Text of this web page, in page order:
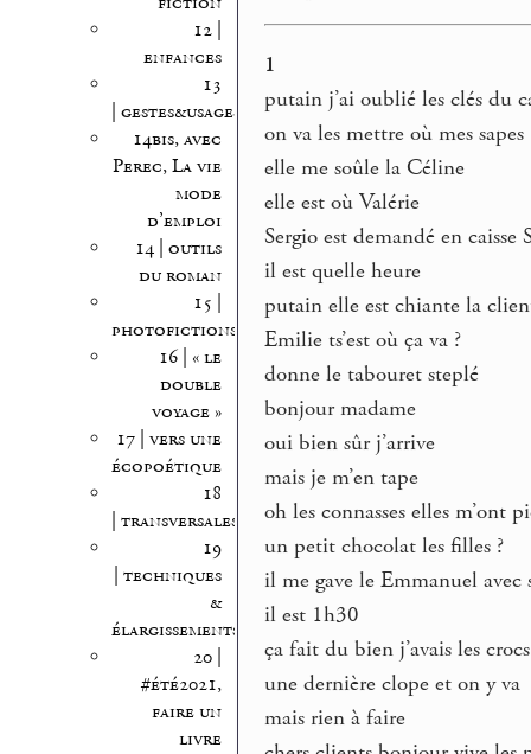
12 |
enfances
13
| gestes&usages
14bis, avec
Perec, La vie
mode
d’emploi
14 | outils
du roman
15 |
photofictions
16 | « le
double
voyage »
17 | vers une
écopoétique
18
| transversales
19
| techniques
&
élargissements
20 |
#été2021,
faire un
livre
1
putain j’ai oublié les clés du
on va les mettre où mes sapes
elle me soûle la Céline
elle est où Valérie
Sergio est demandé en caisse
il est quelle heure
putain elle est chiante la
Emilie ts’est où ça va ?
donne le tabouret steplé
bonjour madame
oui bien sûr j’arrive
mais je m’en tape
oh les connasses elles m’ont
un petit chocolat les filles ?
il me gave le Emmanuel avec
il est 1h30
ça fait du bien j’avais les crocs
une dernière clope et on y va
mais rien à faire